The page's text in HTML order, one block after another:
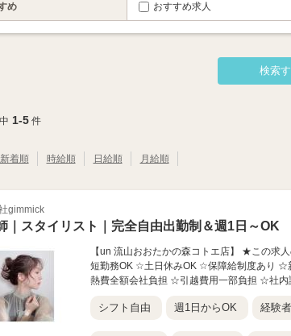
め おすすめ求人
1-5件
新着順 時給順 日給順 月給順
gimmick
｜スタイリスト｜完全自由出勤制＆週1日～OK
【un 流山おおたかの森コトエ店】 ★この
短勤務OK ☆土日休みOK ☆保障給制度あり
熱費全額会社負担 ☆引越費用一部負担 ☆社内
シフト自由 週1日からOK 経験